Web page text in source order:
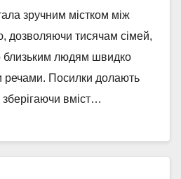
зручним містком між
дозволяючи тисячам сімей,
близьким людям швидко
речами. Посилки долають
зберігаючи вміст…